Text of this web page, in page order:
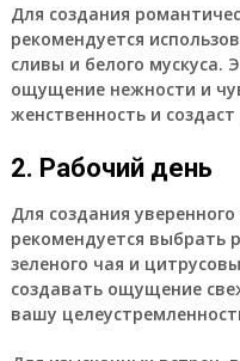
Для создания
рекомендуется
сливы и белого мускуса.
ощущение нежности и
женственность и
2. Рабочий день
Для создания
рекомендуется выбрать
зеленого чая и
создавать ощущение
вашу